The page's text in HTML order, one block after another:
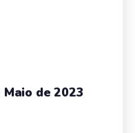
de 2023